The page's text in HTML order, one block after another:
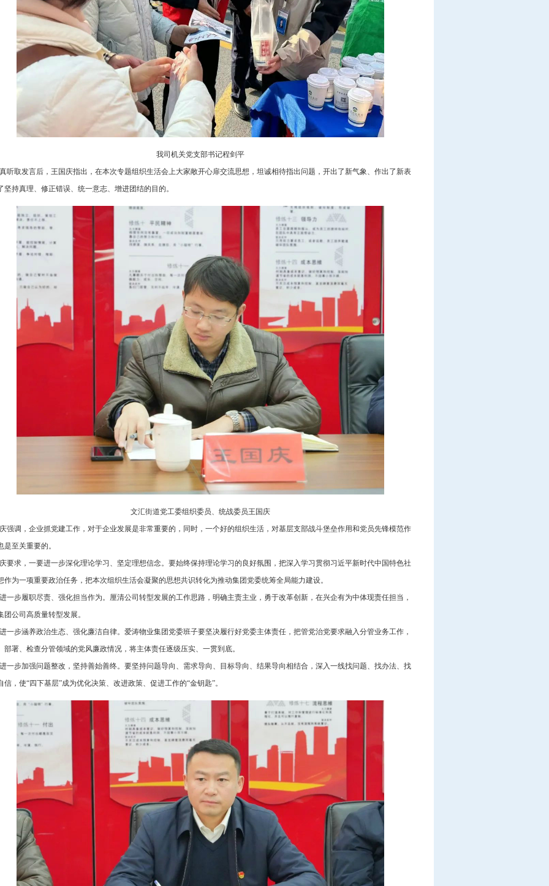
我司机关党支部书记程剑平
听取发言后，王国庆指出，在本次专题组织生活会上大家敞开心扉交流思想，坦诚相待指出问题，开出了新气象、作出了新表
坚持真理、修正错误、统一意志、增进团结的目的。
文汇街道党工委组织委员、统战委员王国庆
强调，企业抓党建工作，对于企业发展是非常重要的，同时，一个好的组织生活，对基层支部战斗堡垒作用和党员先锋模范作
是至关重要的。
要求，一要进一步深化理论学习、坚定理想信念。要始终保持理论学习的良好氛围，把深入学习贯彻习近平新时代中国特色社
作为一项重要政治任务，把本次组织生活会凝聚的思想共识转化为推动集团党委统筹全局能力建设。
一步履职尽责、强化担当作为。厘清公司转型发展的工作思路，明确主责主业，勇于改革创新，在兴企有为中体现责任担当，
团公司高质量转型发展。
一步涵养政治生态、强化廉洁自律。爱涛物业集团党委班子要坚决履行好党委主体责任，把管党治党要求融入分管业务工作，
部署、检查分管领域的党风廉政情况，将主体责任逐级压实、一贯到底。
一步加强问题整改，坚持善始善终。要坚持问题导向、需求导向、目标导向、结果导向相结合，深入一线找问题、找办法、找
信，使“四下基层”成为优化决策、改进政策、促进工作的“金钥匙”。